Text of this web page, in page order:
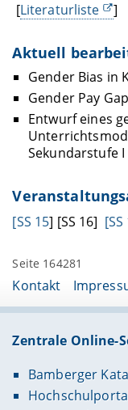
[Literaturliste ]
Aktuell
Gender Bias in
Gender Pay
Entwurf eines
Sekundarstufe I
[SS 15] [SS 16] [SS
Seite 164281
Kontakt
Zentrale Online-
Bamberger